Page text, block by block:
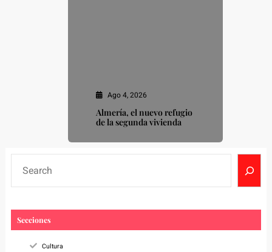
Ago 4, 2026
Almería, el nuevo refugio
de la segunda vivienda
a
r
Secciones
Cultura